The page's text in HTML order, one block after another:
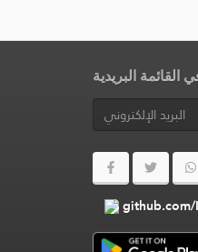
القائمة البريدية
github.com/